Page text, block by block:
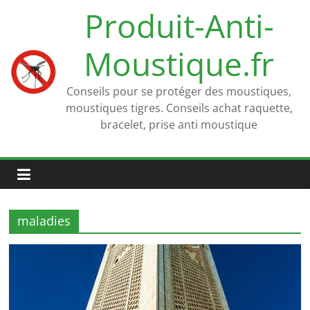
Produit-Anti-
Moustique.fr
Conseils pour se protéger des moustiques,
moustiques tigres. Conseils achat raquette,
bracelet, prise anti moustique
maladies